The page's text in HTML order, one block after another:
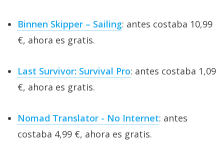
Binnen Skipper – Sailing: antes costaba 10,99
€, ahora es gratis.
Last Survivor: Survival Pro: antes costaba 1,09
€, ahora es gratis.
Nomad Translator - No Internet: antes
costaba 4,99 €, ahora es gratis.